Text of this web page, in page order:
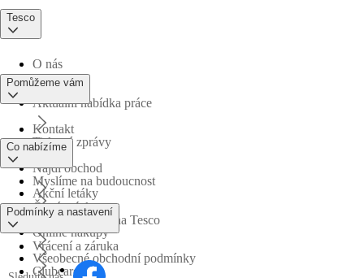
Tesco
O nás
Aktuální nabídka práce
Tiskové zprávy
Myslíme na budoucnost
Obchodní skupina Tesco
Pomůžeme vám
Kontakt
Najdi obchod
Časté otázky
Vrácení a záruka
Co nabízíme
Akční letáky
Online nákupy
Clubcard
Podmínky a nastavení
Všeobecné obchodní podmínky